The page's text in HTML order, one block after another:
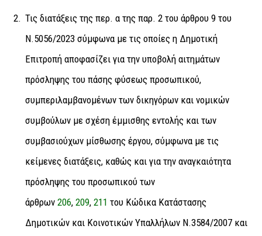
Τις διατάξεις της περ. α της παρ. 2 του άρθρου 9 του
Ν.5056/2023 σύμφωνα με τις οποίες η Δημοτική
Επιτροπή αποφασίζει για την υποβολή αιτημάτων
πρόσληψης του πάσης φύσεως προσωπικού,
συμπεριλαμβανομένων των δικηγόρων και νομικών
συμβούλων με σχέση έμμισθης εντολής και των
συμβασιούχων μίσθωσης έργου, σύμφωνα με τις
κείμενες διατάξεις, καθώς και για την αναγκαιότητα
πρόσληψης του προσωπικού των
άρθρων 206, 209, 211 του Κώδικα Κατάστασης
Δημοτικών και Κοινοτικών Υπαλλήλων Ν.3584/2007 και